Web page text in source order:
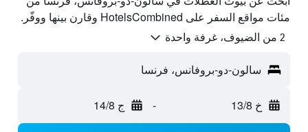
مئات مواقع السفر على HotelsCombined وقارن بينها ووفّر.
2 من الضيوف، غرفة واحدة
سالون-دو-بروفانس، فرنسا
خ 13/8 - ج 14/8